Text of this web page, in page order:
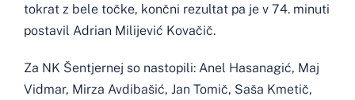
tokrat z bele točke, končni rezultat pa je v 74. minuti
postavil Adrian Milijević Kovačič.
Za NK Šentjernej so nastopili: Anel Hasanagić, Maj
Vidmar, Mirza Avdibašić, Jan Tomič, Saša Kmetič,